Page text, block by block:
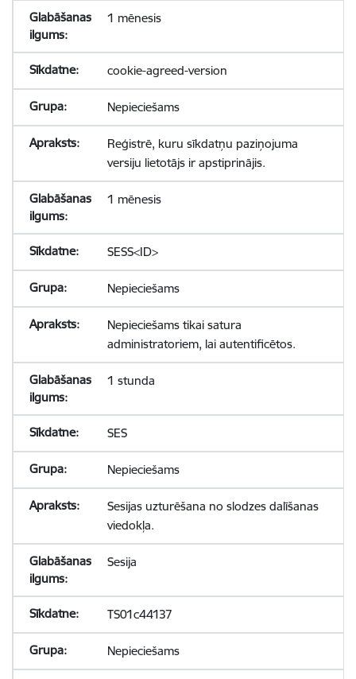
1 mēnesis
cookie-agreed-version
Nepieciešams
Reģistrē, kuru sīkdatņu paziņojuma
versiju lietotājs ir apstiprinājis.
1 mēnesis
SESS<ID>
Nepieciešams
Nepieciešams tikai satura
administratoriem, lai autentificētos.
1 stunda
SES
Nepieciešams
Sesijas uzturēšana no slodzes dalīšanas
viedokļa.
Sesija
TS01c44137
Nepieciešams